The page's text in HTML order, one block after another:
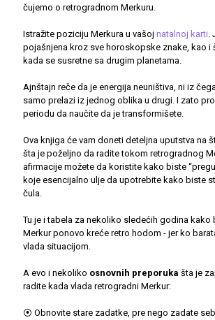
čujemo o retrogradnom Merkuru.
Istražite poziciju Merkura u vašoj natalnoj karti.
pojašnjena kroz sve horoskopske znake, kao i
kada se susretne sa drugim planetama.
Ajnštajn reče da je energija neuništiva, ni iz
samo prelazi iz jednog oblika u drugi. I zato
periodu da naučite da je transformišete.
Ova knjiga će vam doneti deteljna uputstva na
šta je poželjno da radite tokom retrogradnog
afirmacije možete da koristite kako biste
koje esencijalno ulje da upotrebite kako biste
čula.
Tu je i tabela za nekoliko sledećih godina kako
Merkur ponovo kreće retro hodom - jer ko
vlada situacijom.
A evo i nekoliko osnovnih preporuka šta je
radite kada vlada retrogradni Merkur:
⦿ Obnovite stare zadatke, pre nego zadate